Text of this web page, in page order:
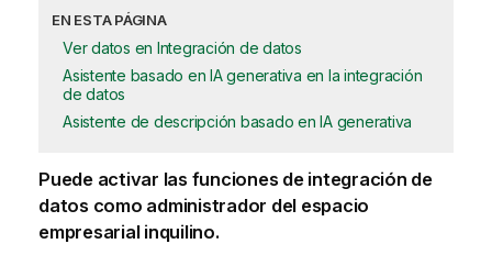
EN ESTA PÁGINA
Ver datos en Integración de datos
Asistente basado en IA generativa en la integración
de datos
Asistente de descripción basado en IA generativa
Puede activar las funciones de integración de
datos como administrador del espacio
empresarial inquilino.